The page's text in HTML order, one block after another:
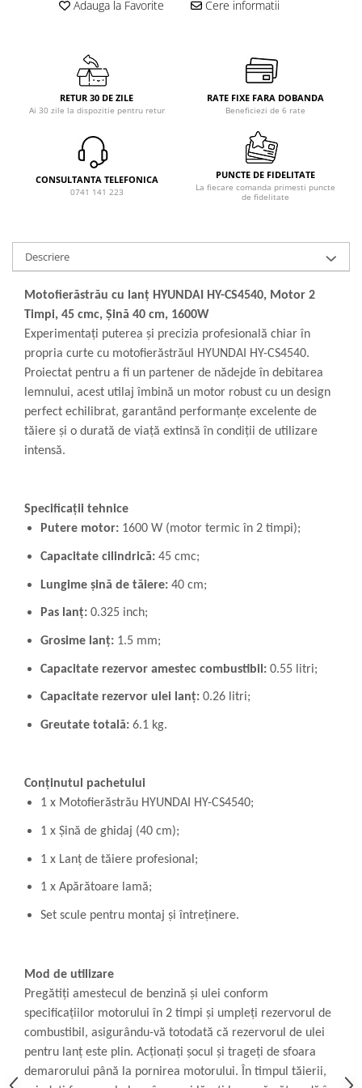
Adauga la Favorite Cere informatii
RETUR 30 DE ZILE
Ai 30 zile la dispozitie pentru retur
RATE FIXE FARA DOBANDA
Beneficiezi de 6 rate
CONSULTANTA TELEFONICA
0741 141 223
PUNCTE DE FIDELITATE
La fiecare comanda primesti puncte
de fidelitate
Descriere
Motofierăstrău cu lanț HYUNDAI HY-CS4540, Motor 2
Timpi, 45 cmc, Șină 40 cm, 1600W
Experimentați puterea și precizia profesională chiar în
propria curte cu motofierăstrăul HYUNDAI HY-CS4540.
Proiectat pentru a fi un partener de nădejde în debitarea
lemnului, acest utilaj îmbină un motor robust cu un design
perfect echilibrat, garantând performanțe excelente de
tăiere și o durată de viață extinsă în condiții de utilizare
intensă.
Specificații tehnice
Putere motor: 1600 W (motor termic în 2 timpi);
Capacitate cilindrică: 45 cmc;
Lungime șină de tăiere: 40 cm;
Pas lanț: 0.325 inch;
Grosime lanț: 1.5 mm;
Capacitate rezervor amestec combustibil: 0.55 litri;
Capacitate rezervor ulei lanț: 0.26 litri;
Greutate totală: 6.1 kg.
Conținutul pachetului
1 x Motofierăstrău HYUNDAI HY-CS4540;
1 x Șină de ghidaj (40 cm);
1 x Lanț de tăiere profesional;
1 x Apărătoare lamă;
Set scule pentru montaj și întreținere.
Mod de utilizare
Pregătiți amestecul de benzină și ulei conform
specificațiilor motorului în 2 timpi și umpleți rezervorul de
combustibil, asigurându-vă totodată că rezervorul de ulei
pentru lanț este plin. Acționați șocul și trageți de sfoara
demarorului până la pornirea motorului. În timpul tăierii,